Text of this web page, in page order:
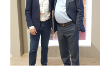
au
salon
Intermob
avec
son
partenaire